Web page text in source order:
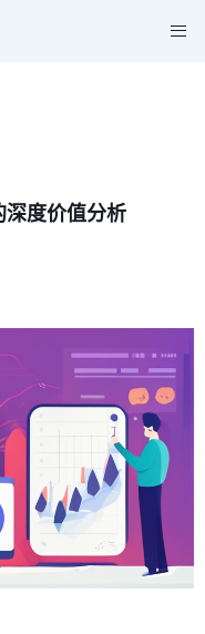
深度价值分析